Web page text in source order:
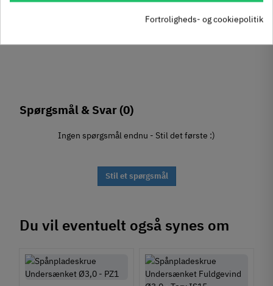
Spørgsmål & Svar(0)
Ingen spørgsmål endnu - Stil det første :)
Stil et spørgsmål
Du vil eventuelt også synes om
Fortroligheds- og cookiepolitik